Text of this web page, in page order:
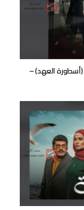
مواعيد وقنوات عرض مسلسل المداح 5 (أسطورة العهد) –